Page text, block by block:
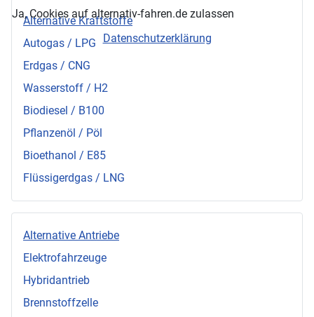
Alternative Kraftstoffe
Autogas / LPG
Erdgas / CNG
Wasserstoff / H2
Biodiesel / B100
Pflanzenöl / Pöl
Bioethanol / E85
Flüssigerdgas / LNG
Alternative Antriebe
Elektrofahrzeuge
Hybridantrieb
Brennstoffzelle
Ja, Cookies auf alternativ-fahren.de zulassen
Datenschutzerklärung